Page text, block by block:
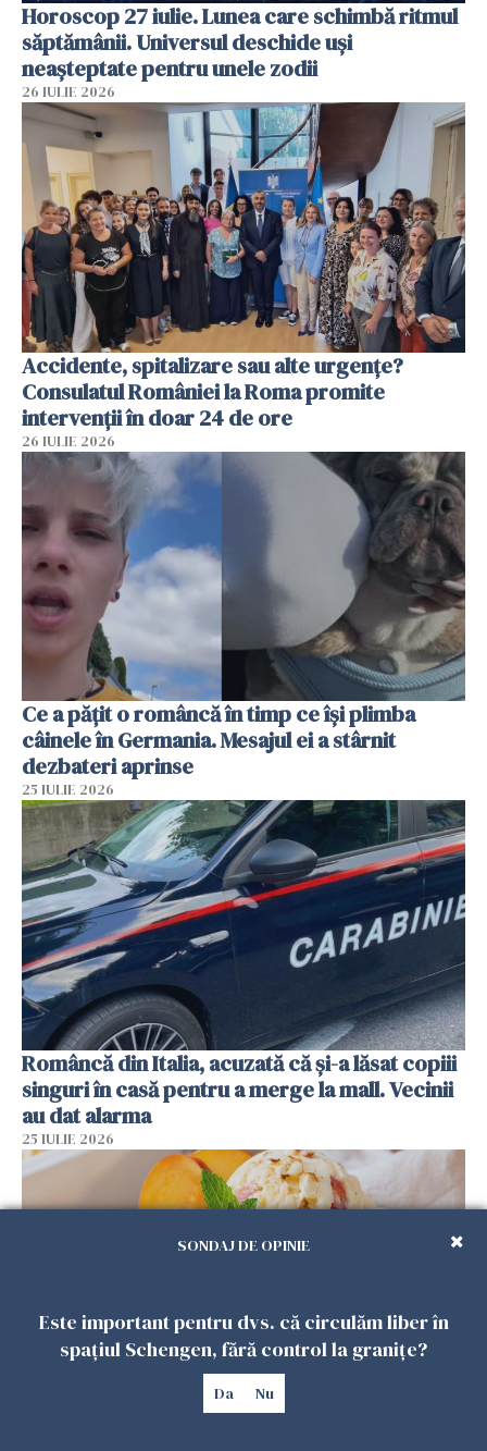
Horoscop 27 iulie. Lunea care schimbă ritmul
săptămânii. Universul deschide uși
neașteptate pentru unele zodii
26 IULIE 2026
Accidente, spitalizare sau alte urgențe?
Consulatul României la Roma promite
intervenții în doar 24 de ore
26 IULIE 2026
Ce a pățit o româncă în timp ce își plimba
câinele în Germania. Mesajul ei a stârnit
dezbateri aprinse
25 IULIE 2026
Româncă din Italia, acuzată că și-a lăsat copiii
singuri în casă pentru a merge la mall. Vecinii
au dat alarma
25 IULIE 2026
Înghețata de casă cu nectarine care
SONDAJ DE OPINIE
Este important pentru dvs. că circulăm liber în
spațiul Schengen, fără control la granițe?
Da Nu